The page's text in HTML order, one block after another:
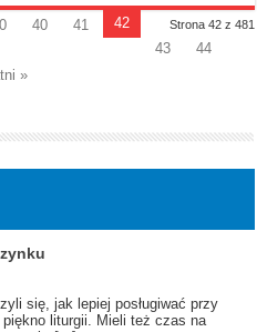
Strona 42 z 481
40 41
42
43
44
»
się, jak lepiej posługiwać przy
piękno liturgii. Mieli też czas na